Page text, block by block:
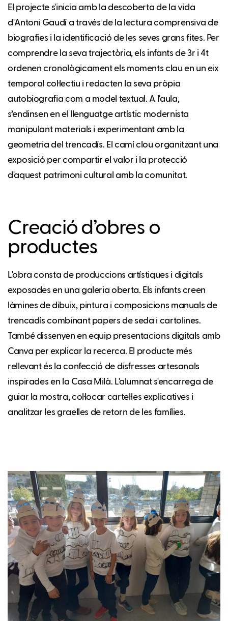
El projecte s'inicia amb la descoberta de la vida
d'Antoni Gaudí a través de la lectura comprensiva de
biografies i la identificació de les seves grans fites. Per
comprendre la seva trajectòria, els infants de 3r i 4t
ordenen cronològicament els moments clau en un eix
temporal col·lectiu i redacten la seva pròpia
autobiografia com a model textual. A l'aula,
s’endinsen en el llenguatge artístic modernista
manipulant materials i experimentant amb la
geometria del trencadís. El camí clou organitzant una
exposició per compartir el valor i la protecció
d'aquest patrimoni cultural amb la comunitat.
Creació d’obres o
productes
L'obra consta de produccions artístiques i digitals
exposades en una galeria oberta. Els infants creen
làmines de dibuix, pintura i composicions manuals de
trencadís combinant papers de seda i cartolines.
També dissenyen en equip presentacions digitals amb
Canva per explicar la recerca. El producte més
rellevant és la confecció de disfresses artesanals
inspirades en la Casa Milà. L'alumnat s'encarrega de
guiar la mostra, col·locar cartel·les explicatives i
analitzar les graelles de retorn de les famílies.